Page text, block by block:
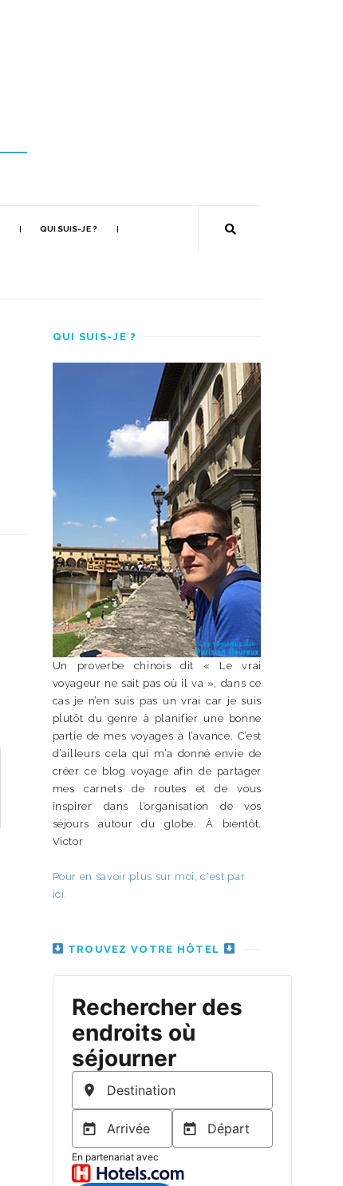
QUI SUIS-JE ?
QUI SUIS-JE ?
Un proverbe chinois dit « Le vrai
voyageur ne sait pas où il va », dans ce
cas je n’en suis pas un vrai car je suis
plutôt du genre à planifier une bonne
partie de mes voyages à l’avance. C’est
d’ailleurs cela qui m’a donné envie de
créer ce blog voyage afin de partager
mes carnets de routes et de vous
inspirer dans l’organisation de vos
séjours autour du globe. À bientôt.
Victor
Pour en savoir plus sur moi, c'est par
ici.
TROUVEZ VOTRE HÔTEL